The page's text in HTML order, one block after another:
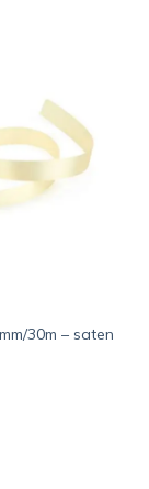
30m – saten